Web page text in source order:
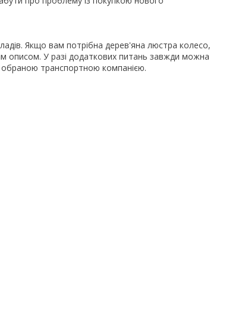
Якщо вам потрібна дерев'яна люстра колесо,
описом. У разі додаткових питань завжди можна
обраною транспортною компанією.